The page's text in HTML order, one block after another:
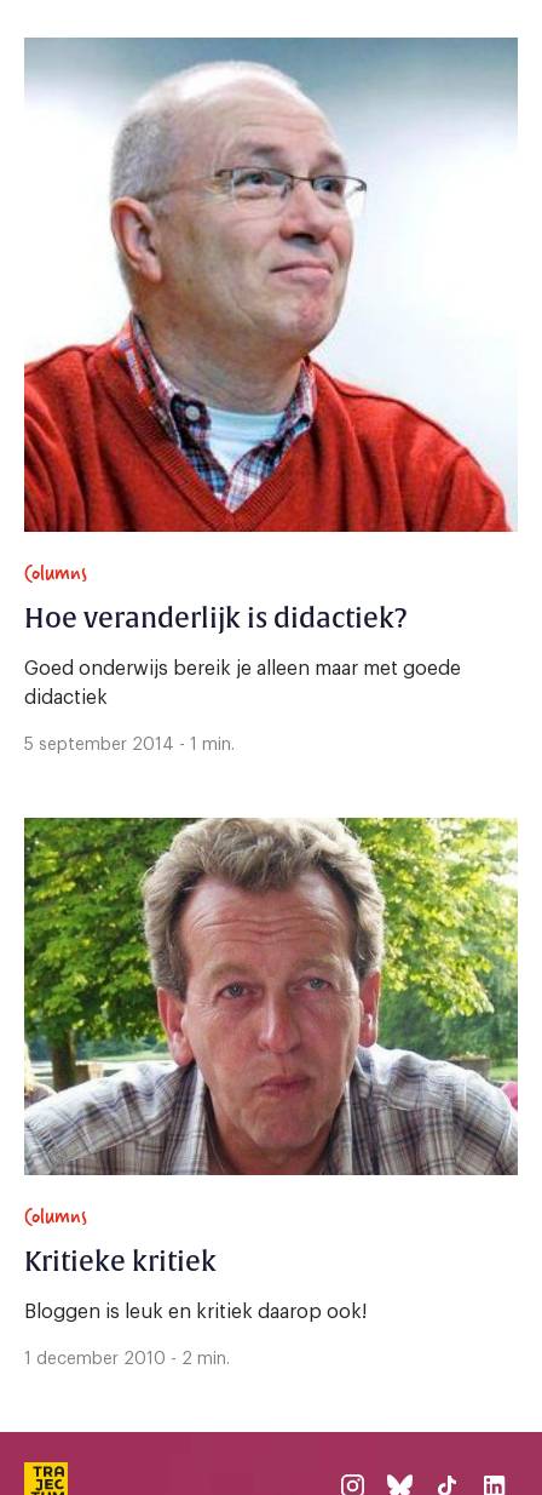
Columns
Hoe veranderlijk is didactiek?
Goed onderwijs bereik je alleen maar met goede
didactiek
5 september 2014 - 1 min.
Columns
Kritieke kritiek
Bloggen is leuk en kritiek daarop ook!
1 december 2010 - 2 min.